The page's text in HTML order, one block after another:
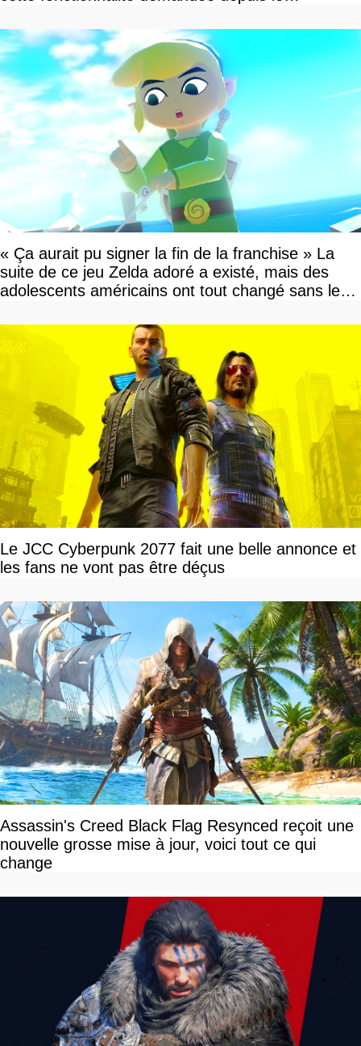
« Ça aurait pu signer la fin de la franchise » La
suite de ce jeu Zelda adoré a existé, mais des
adolescents américains ont tout changé sans le
Le JCC Cyberpunk 2077 fait une belle annonce et
les fans ne vont pas être déçus
Assassin's Creed Black Flag Resynced reçoit une
nouvelle grosse mise à jour, voici tout ce qui
change